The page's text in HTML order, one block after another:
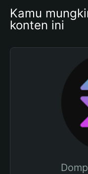
Kamu
konten ini